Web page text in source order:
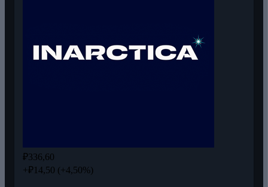
₽336,60
+₽14,50 (+4,50%)